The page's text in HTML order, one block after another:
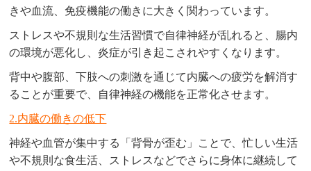
きや血流、免疫機能の働きに大きく関わっています。
ストレスや不規則な生活習慣で自律神経が乱れると、腸内
の環境が悪化し、炎症が引き起こされやすくなります。
背中や腹部、下肢への刺激を通じて内臓への疲労を解消す
ることが重要で、自律神経の機能を正常化させます。
2.内臓の働きの低下
神経や血管が集中する「背骨が歪む」ことで、忙しい生活
や不規則な食生活、ストレスなどでさらに身体に継続して